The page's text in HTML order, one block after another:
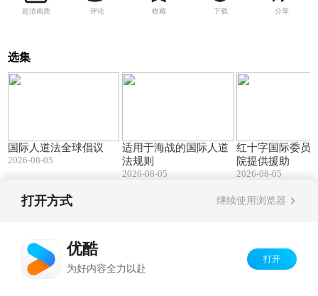
超清画质 评论 收藏 下载 分享
选集
国际人道法全球倡议
2026-08-05
适用于海战的国际人道
法规则
2026-08-05
红十字国际委员
院提供援助
2026-08-05
打开方式 继续使用浏览器
优酷
为好内容全力以赴
打开